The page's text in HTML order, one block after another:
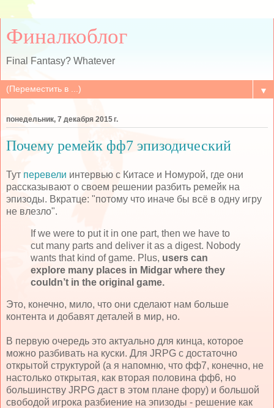
Финалкоблог
Final Fantasy? Whatever
▼
понедельник, 7 декабря 2015 г.
Почему ремейк фф7 эпизодический
Тут перевели интервью с Китасе и Номурой, где они
рассказывают о своем решении разбить ремейк на
эпизоды. Вкратце: "потому что иначе бы всё в одну игру
не влезло".
If we were to put it in one part, then we have to
cut many parts and deliver it as a digest. Nobody
wants that kind of game. Plus, users can
explore many places in Midgar where they
couldn’t in the original game.
Это, конечно, мило, что они сделают нам больше
контента и добавят деталей в мир, но.
В первую очередь это актуально для кинца, которое
можно разбивать на куски. Для JRPG с достаточно
открытой структурой (а я напомню, что фф7, конечно, не
настолько открытая, как вторая половина фф6, но
большинству JRPG даст в этом плане фору) и большой
свободой игрока разбиение на эпизоды - решение как